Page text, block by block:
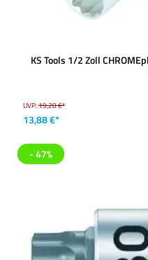
KS Tools 1/2 Zoll
UVP:19,28 €*
13,88 €*
- 47%